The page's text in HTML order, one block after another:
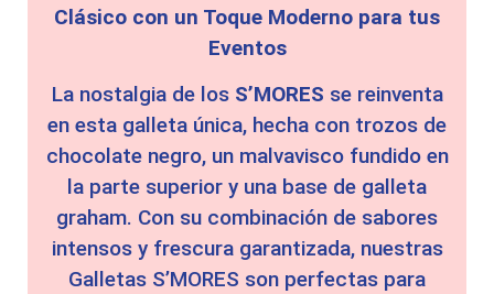
Clásico con un Toque Moderno para tus
Eventos
La nostalgia de los S’MORES se reinventa
en esta galleta única, hecha con trozos de
chocolate negro, un malvavisco fundido en
la parte superior y una base de galleta
graham. Con su combinación de sabores
intensos y frescura garantizada, nuestras
Galletas S’MORES son perfectas para